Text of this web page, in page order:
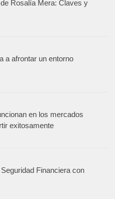
Rosalía Mera: Claves y
a afrontar un entorno
en los mercados
exitosamente
Financiera con